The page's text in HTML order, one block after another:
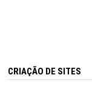
CRIAÇÃO DE SITES